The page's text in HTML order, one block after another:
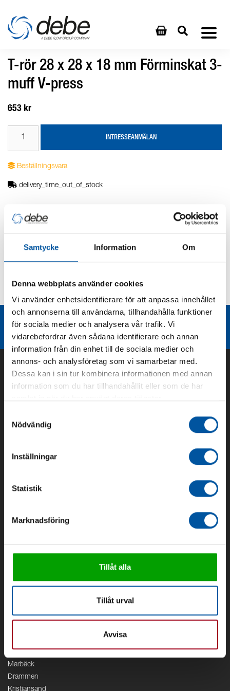
Samtycke Information Om
Denna webbplats använder cookies
Vi använder enhetsidentifierare för att anpassa innehållet
och annonserna till användarna, tillhandahålla funktioner
för sociala medier och analysera vår trafik. Vi
vidarebefordrar även sådana identifierare och annan
information från din enhet till de sociala medier och
annons- och analysföretag som vi samarbetar med.
Dessa kan i sin tur kombinera informationen med annan
information som du har tillhandahållit eller som de har
Nödvändig
Inställningar
Statistik
Marknadsföring
Tillåt alla
Tillåt urval
Avvisa
T-rör 28 x 28 x 18 mm Förminskat 3-
muff V-press
653 kr
INTRESSEANMÄLAN
Beställningsvara
delivery_time_out_of_stock
Produktbeskrivning
Kurvor
Teknisk dokumentation
Liknande produktgrupper
Kontakt
Områden
Vattenrening
Geoenergi
Debe
Marbäck
Drammen
Kristiansand